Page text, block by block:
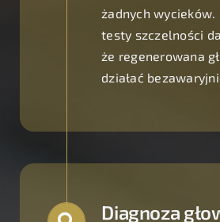
żadnych wycieków.
testy szczelności
że regenerowana
działać
Diagnoza